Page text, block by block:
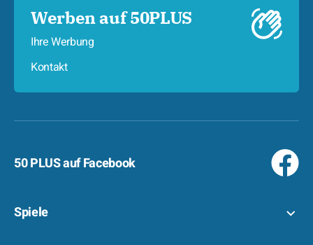
Werben auf 50PLUS
Ihre Werbung
Kontakt
50 PLUS auf Facebook
Spiele